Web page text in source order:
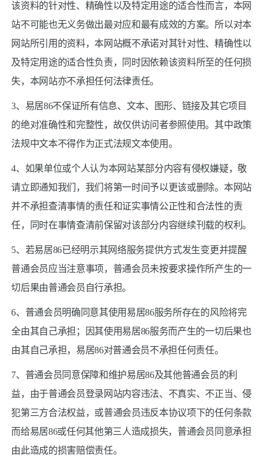
该资料的针对性、精确性以及特定用途的适合性而言，本网
站不可能也无义务做出最对应和最有成效的方案。所以对本
网站所引用的资料，本网站概不承诺对其针对性、精确性以
及特定用途的适合性负责，同时因依赖该资料所至的任何损
失，本网站亦不承担任何法律责任。
3、易居86不保证所有信息、文本、图形、链接及其它项目
的绝对准确性和完整性，故仅供访问者参照使用。其中政策
法规中文本不得作为正式法规文本使用。
4、如果单位或个人认为本网站某部分内容有侵权嫌疑，敬
请立即通知我们，我们将第一时间予以更该或删除。本网站
并不承担查清事情的责任和证实事情公正性和合法性的责
任，同时在事情查清前保留对该部分内容继续刊载的权利。
5、若易居86已经明示其网络服务提供方式发生变更并提醒
普通会员应当注意事项，普通会员未按要求操作所产生的一
切后果由普通会员自行承担。
6、普通会员明确同意其使用易居86服务所存在的风险将完
全由其自己承担；因其使用易居86服务而产生的一切后果也
由其自己承担，易居86对普通会员不承担任何责任。
7、普通会员同意保障和维护易居86及其他普通会员的利
益，由于普通会员登录网站内容违法、不真实、不正当、侵
犯第三方合法权益，或普通会员违反本协议项下的任何条款
而给易居86或任何其他第三人造成损失，普通会员同意承担
由此造成的损害赔偿责任。